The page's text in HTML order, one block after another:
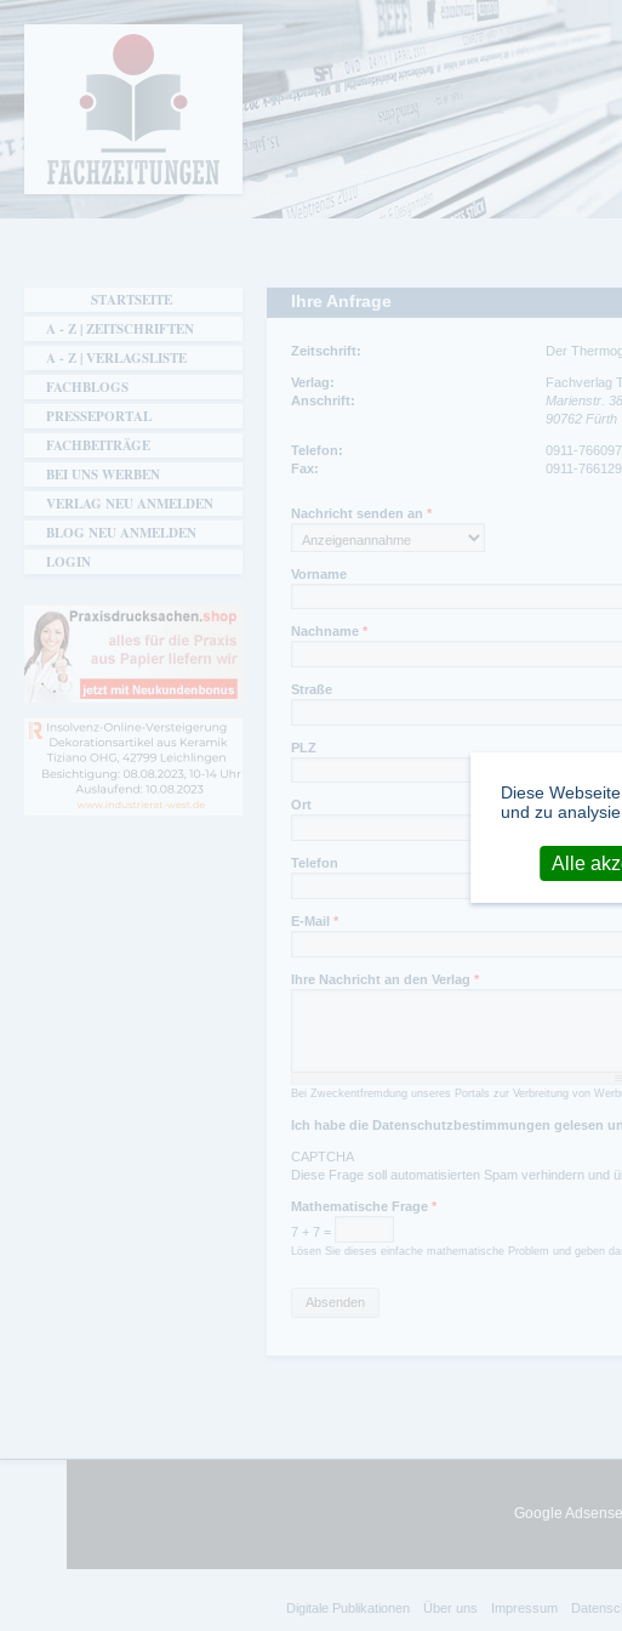
Fachzeitungen.de - Das unabhängige Portal
für Fachmagazine Fachpublikationen &
eBooks
Ihre Anfrage
Zeitschrift: Der
Verlag:
Fachverlag
Anschrift:
Marienstr. 38
90762 Fürth
Ansprechpartner:
Thomas Bongard
Fax:
0911-7661295
Telefon:
0911-
Fax:
0911-
Telefon Redaktion:
0911-7660976
0911-7661295
Nachricht senden an *
Vorname
Nachname *
Straße
PLZ
Ort
Telefon
E-Mail *
Ihre Nachricht an den Verlag *
Bei Zweckentfremdung unseres Portals zur Verbreitung von
Ich habe die Datenschutzbestimmungen gelesen
CAPTCHA
Diese Frage soll automatisierten Spam verhindern und
Mathematische Frage *
7 + 7 =
Lösen Sie dieses einfache mathematische Problem und geben
STARTSEITE
A - Z | ZEITSCHRIFTEN
A - Z | VERLAGSLISTE
FACHBLOGS
PRESSEPORTAL
FACHBEITRÄGE
BEI UNS WERBEN
VERLAG NEU ANMELDEN
BLOG NEU ANMELDEN
LOGIN
Google
Digitale Publikationen Über uns Impressum
Diese
und zu
Alle